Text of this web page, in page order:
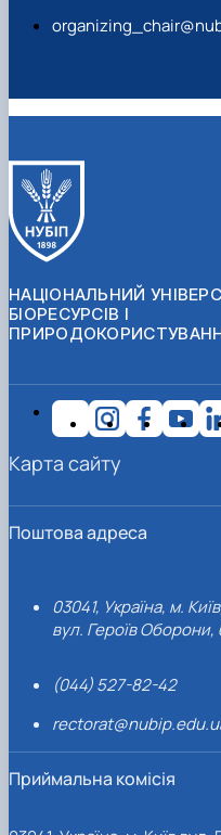
НАЦІОНАЛЬНИЙ
БІОРЕСУРСІВ І
Поштова адреса
03041, Україна, м.
вул. Героїв Оборони,
(044) 527-82-42
Приймальна комісія
Карта сайту